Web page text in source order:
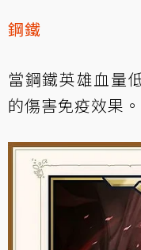
鋼鐵
當鋼鐵英雄血量
的傷害免疫效果。